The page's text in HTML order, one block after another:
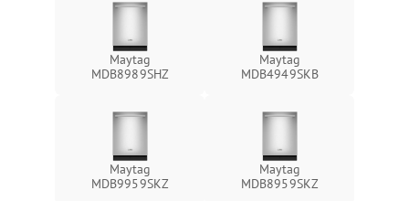
Maytag
MDB8989SHZ
Maytag
MDB4949SKB
Maytag
MDB9959SKZ
Maytag
MDB8959SKZ